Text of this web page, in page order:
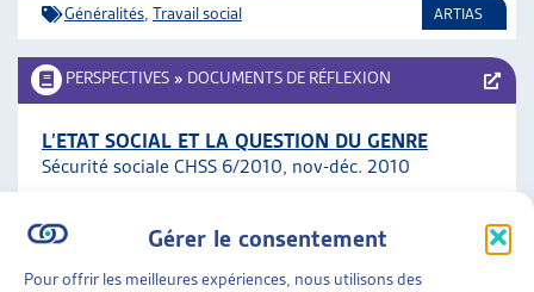
Gérer le consentement
Pour offrir les meilleures expériences, nous utilisons des
Généralités Travail social ARTIAS
PERSPECTIVES » DOCUMENTS DE RÉFLEXION
L’ETAT SOCIAL ET LA QUESTION DU GENRE
Sécurité sociale CHSS 6/2010, nov-déc. 2010
Documents de réflexion